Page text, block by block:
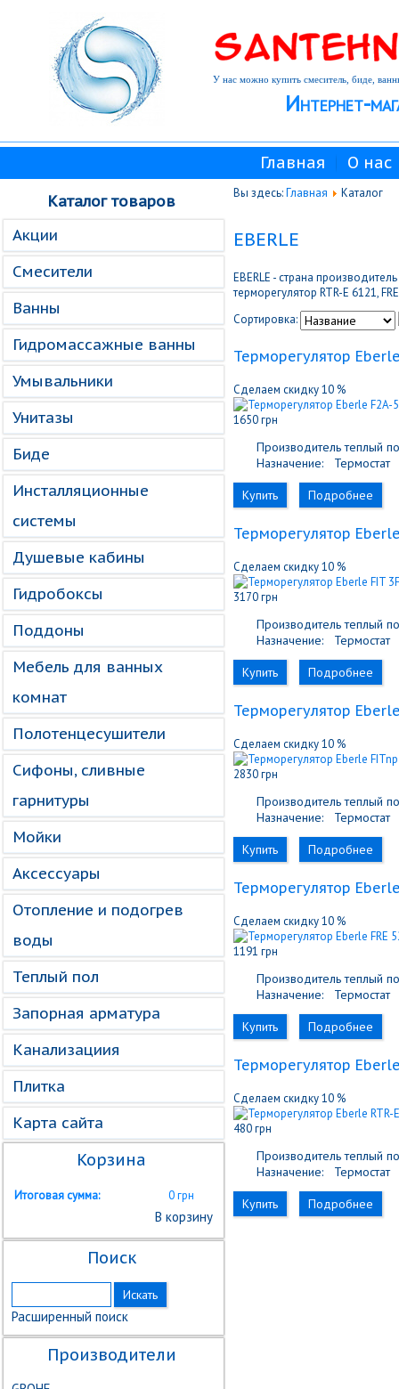
Интернет-
У нас можно купить смеситель, биде,
Главная О нас
Каталог товаров
Акции
Смесители
Ванны
Гидромассажные ванны
Умывальники
Унитазы
Биде
Инсталляционные
системы
Душевые кабины
Гидробоксы
Поддоны
Мебель для ванных
комнат
Полотенцесушители
Сифоны, сливные
гарнитуры
Мойки
Аксессуары
Отопление и подогрев
воды
Теплый пол
Запорная арматура
Канализациия
Плитка
Карта сайта
Корзина
Итоговая сумма: 0 грн
В корзину
Поиск
Расширенный поиск
Производители
Вы здесь:Главная Каталог
EBERLE
EBERLE - страна
терморегулятор RTR-E 6121,
Сортировка:
Терморегулятор
Сделаем скидку 10 %
1650 грн
Производитель теплый
Назначение:
Термостат
Купить
Подробнее
Терморегулятор
Сделаем скидку 10 %
3170 грн
Производитель теплый
Назначение:
Термостат
Купить
Подробнее
Терморегулятор
Сделаем скидку 10 %
2830 грн
Производитель теплый
Назначение:
Термостат
Купить
Подробнее
Терморегулятор
Сделаем скидку 10 %
1191 грн
Производитель теплый
Назначение:
Термостат
Купить
Подробнее
Терморегулятор
Сделаем скидку 10 %
480 грн
Производитель теплый
Назначение:
Термостат
Купить
Подробнее